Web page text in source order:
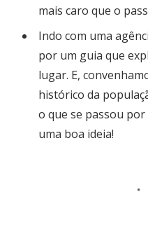
mais caro que o
Indo com uma
por um guia que
lugar. E,
histórico da
o que se passou
uma boa ideia!